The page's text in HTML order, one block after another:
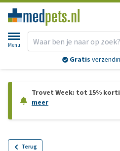
Menu
Gratis
Trovet Week: tot 15%
meer
Terug